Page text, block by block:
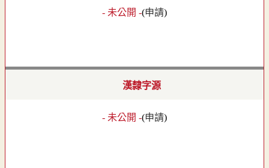
- 未公開 -(申請)
漢隸字源
- 未公開 -(申請)